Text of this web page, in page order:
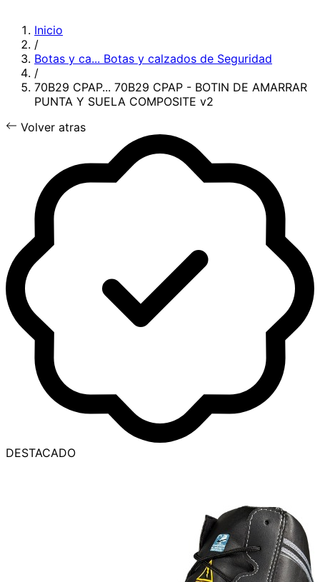
Inicio
/
Botas y ca... Botas y calzados de Seguridad
/
70B29 CPAP... 70B29 CPAP - BOTIN DE AMARRAR
PUNTA Y SUELA COMPOSITE v2
Volver atras
DESTACADO